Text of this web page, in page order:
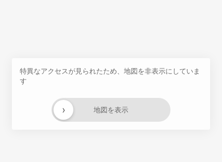
特異なアクセスが見られたため、地図を非表示にしていま
す
地図を表示
›